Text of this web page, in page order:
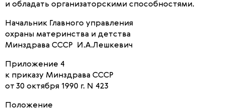
и обладать организаторскими способностями.
Начальник Главного управления
охраны материнства и детства
Минздрава СССР И.А.Лешкевич
Приложение 4
к приказу Минздрава СССР
от 30 октября 1990 г. N 423
Положение